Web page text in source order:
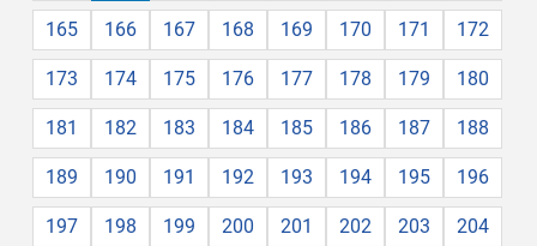
165 166 167 168 169 170 171 172
173 174 175 176 177 178 179 180
181 182 183 184 185 186 187 188
189 190 191 192 193 194 195 196
197 198 199 200 201 202 203 204